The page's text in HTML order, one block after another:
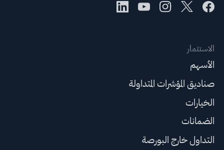
الاستثمار
الأسهم
صناديق المؤشرات المتداولة
الخيارات
الضمانات
التداول خارج البورصة